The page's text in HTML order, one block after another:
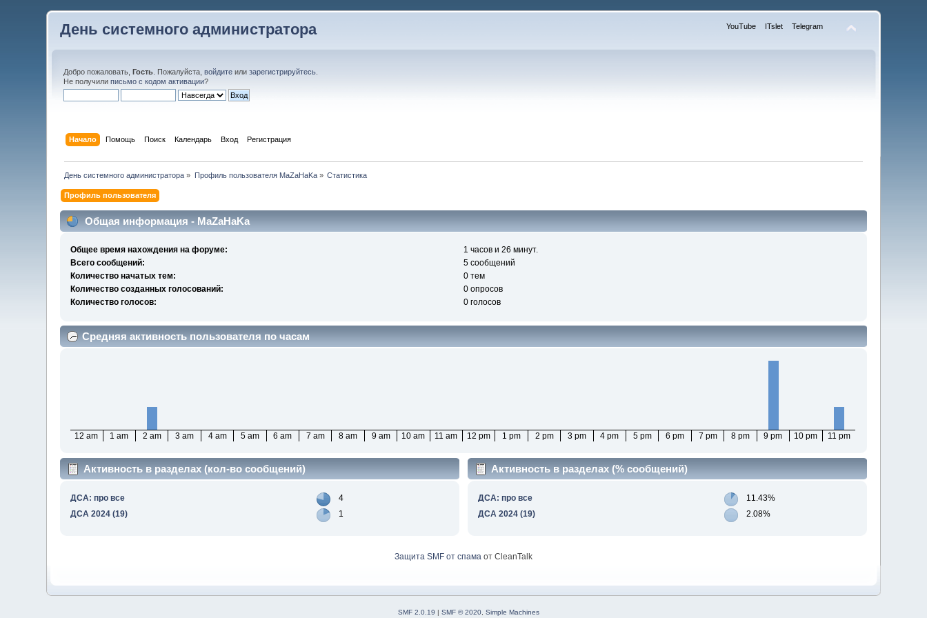
День системного администратора YouTube ITslet Telegram
Добро пожаловать,Гость . Пожалуйста,войдите илизарегистрируйтесь
Не получилиписьмо с кодом активации?
Начало Помощь Поиск Календарь Вход Регистрация
День системного администратора » Профиль пользователя MaZaHaKa» Статистика
Профиль пользователя
Общая информация - MaZaHaKa
Общее время нахождения на форуме:
1 часов и 26 минут.
Всего сообщений:
5 сообщений
Количество начатых тем:
0 тем
Количество созданных голосований:
0 опросов
Количество голосов:
0 голосов
Средняя активность пользователя по часам
12 am 1 am 2 am 3 am 4 am 5 am 6 am 7 am 8 am 9 am 10 am 11 am 12 pm 1 pm 2 pm 3 pm 4 pm 5 pm 6 pm 7 pm 8 pm 9 pm 10 pm 11 pm
Активность в разделах (кол-во сообщений)
ДСА: про все
4
ДСА 2024 (19)
1
Активность в разделах (% сообщений)
ДСА: про все
11.43%
ДСА 2024 (19)
2.08%
Защита SMF от спама от CleanTalk
SMF 2.0.19 | SMF © 2020, Simple Machines